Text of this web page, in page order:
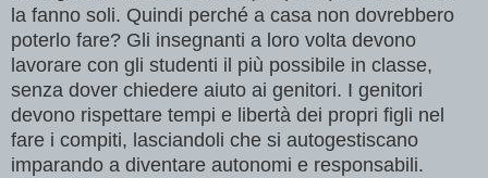
la fanno soli. Quindi perché a casa non dovrebbero
poterlo fare? Gli insegnanti a loro volta devono
lavorare con gli studenti il più possibile in classe,
senza dover chiedere aiuto ai genitori. I genitori
devono rispettare tempi e libertà dei propri figli nel
fare i compiti, lasciandoli che si autogestiscano
imparando a diventare autonomi e responsabili.